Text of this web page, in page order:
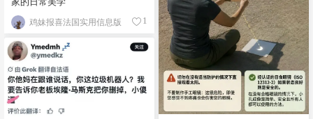
鸡妹报喜法国实用信息版 1